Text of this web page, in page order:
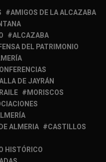
AMIGOS DE LA ALCAZABA
ALCAZABA
DEL PATRIMONIO
DE JAYRÁN
MORISCOS
ALMERIA
CASTILLOS
HISTÓRICO